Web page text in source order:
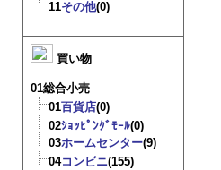
11その他(0)
買い物
01総合小売
01百貨店(0)
02ｼｮｯﾋﾟﾝｸﾞﾓｰﾙ(0)
03ホームセンター(9)
04コンビニ(155)